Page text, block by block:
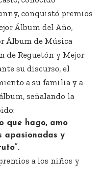
conquistó premios
Álbum del Año,
Álbum de Música
de Reguetón y Mejor
su discurso, el
a su familia y a
señalando la
que hago, amo
apasionadas y
a los niños y